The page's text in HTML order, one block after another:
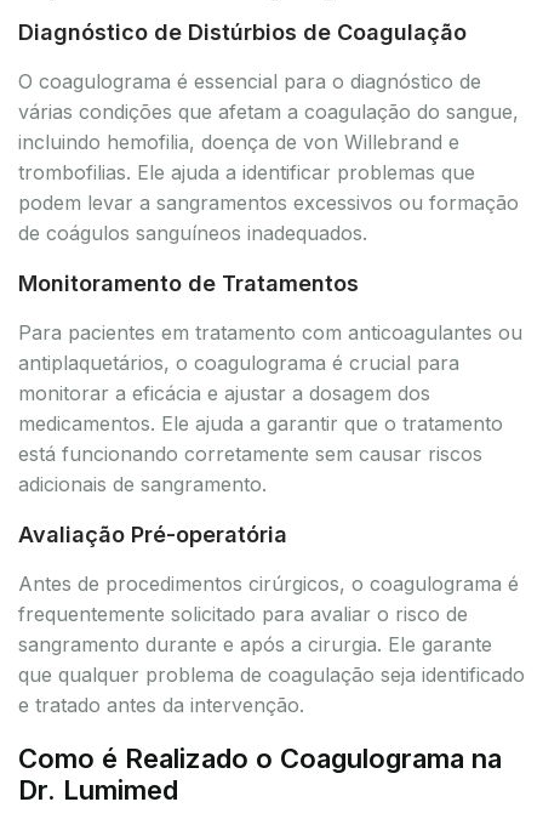
Diagnóstico de Distúrbios de Coagulação
O coagulograma é essencial para o diagnóstico de
várias condições que afetam a coagulação do sangue,
incluindo hemofilia, doença de von Willebrand e
trombofilias. Ele ajuda a identificar problemas que
podem levar a sangramentos excessivos ou formação
de coágulos sanguíneos inadequados.
Monitoramento de Tratamentos
Para pacientes em tratamento com anticoagulantes ou
antiplaquetários, o coagulograma é crucial para
monitorar a eficácia e ajustar a dosagem dos
medicamentos. Ele ajuda a garantir que o tratamento
está funcionando corretamente sem causar riscos
adicionais de sangramento.
Avaliação Pré-operatória
Antes de procedimentos cirúrgicos, o coagulograma é
frequentemente solicitado para avaliar o risco de
sangramento durante e após a cirurgia. Ele garante
que qualquer problema de coagulação seja identificado
e tratado antes da intervenção.
Como é Realizado o Coagulograma na
Dr. Lumimed